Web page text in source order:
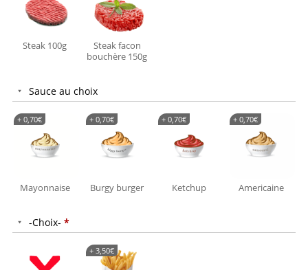
Steak 100g
Steak facon
bouchère 150g
Sauce au choix
Mayonnaise
+ 0,70€
Burgy burger
+ 0,70€
Ketchup
+ 0,70€
Americaine
+ 0,70€
-Choix- *
+ 3,50€